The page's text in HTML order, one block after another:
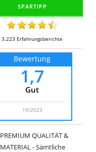
3.223 Erfahrungsberichte
Bewertung
1,7
Gut
10/2023
PREMIUM QUALITÄT &
MATERIAL - Sämtliche